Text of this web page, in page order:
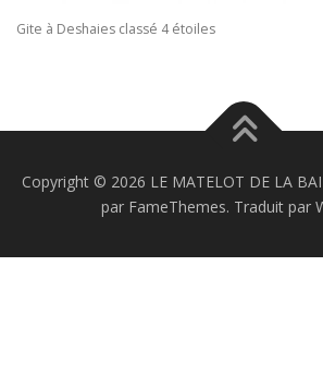
Gite à Deshaies classé 4 étoiles
Copyright © 2026 LE MATELOT DE LA
par FameThemes. Traduit par